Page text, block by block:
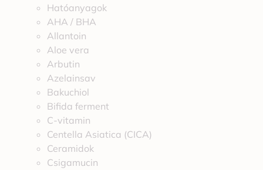
Hatóanyagok
AHA / BHA
Allantoin
Aloe vera
Arbutin
Azelainsav
Bakuchiol
Bifida ferment
C-vitamin
Centella Asiatica (CICA)
Ceramidok
Csigamucin